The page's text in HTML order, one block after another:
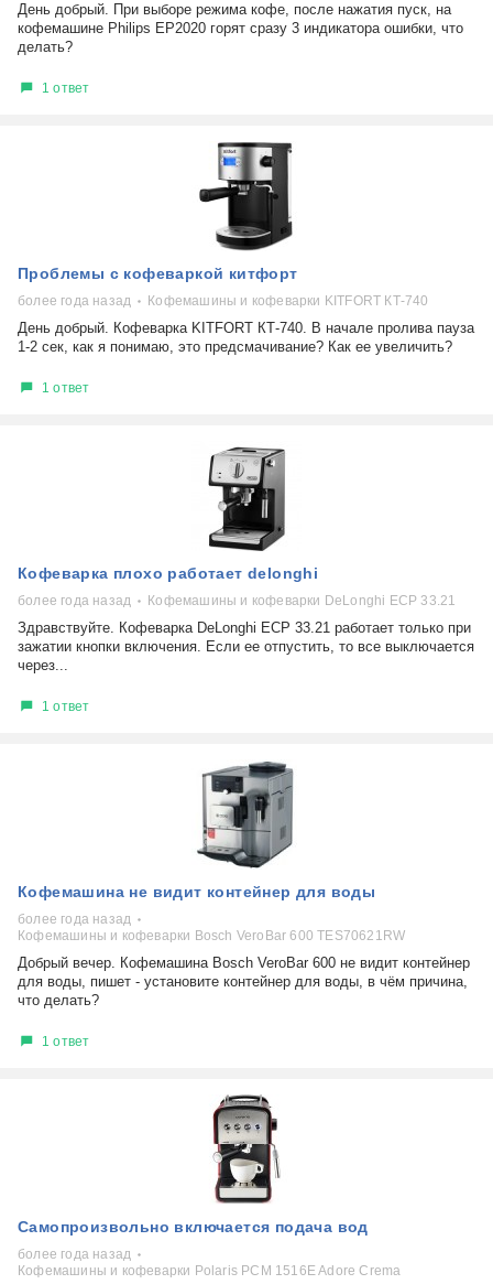
День добрый. При выборе режима кофе, после нажатия пуск, на
кофемашине Philips EP2020 горят сразу 3 индикатора ошибки, что
делать?
1 ответ
Проблемы с кофеваркой китфорт
более года назад Кофемашины и кофеварки KITFORT КТ-740
День добрый. Кофеварка KITFORT КТ-740. В начале пролива пауза
1-2 сек, как я понимаю, это предсмачивание? Как ее увеличить?
1 ответ
Кофеварка плохо работает delonghi
более года назад Кофемашины и кофеварки DeLonghi ECP 33.21
Здравствуйте. Кофеварка DeLonghi ECP 33.21 работает только при
зажатии кнопки включения. Если ее отпустить, то все выключается
через...
1 ответ
Кофемашина не видит контейнер для воды
более года назад
Кофемашины и кофеварки Bosch VeroBar 600 TES70621RW
Добрый вечер. Кофемашина Bosch VeroBar 600 не видит контейнер
для воды, пишет - установите контейнер для воды, в чём причина,
что делать?
1 ответ
Самопроизвольно включается подача вод
более года назад
Кофемашины и кофеварки Polaris PCM 1516E Adore Crema